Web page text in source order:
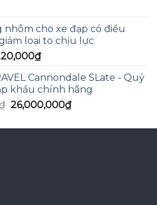
nhôm cho xe đạp có điều
loại to chịu lực
₫Giá
tại
là:
220,000₫.
Cannondale SLate - Quỷ
khẩu chính hãng
Giá
là:
26,000,000₫Giá
tại